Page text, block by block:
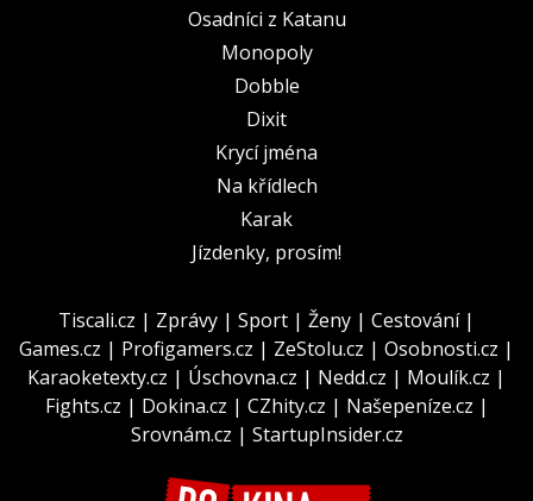
Osadníci z Katanu
Monopoly
Dobble
Dixit
Krycí jména
Na křídlech
Karak
Jízdenky, prosím!
Tiscali.cz | Zprávy | Sport | Ženy | Cestování|
Games.cz | Profigamers.cz | ZeStolu.cz | Osobnosti.cz |
Karaoketexty.cz | Úschovna.cz | Nedd.cz | Moulík.cz |
Fights.cz | Dokina.cz | CZhity.cz | Našepeníze.cz |
Srovnám.cz | StartupInsider.cz